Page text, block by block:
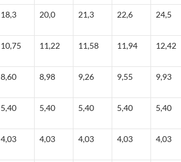
18,3 20,0 21,3 22,6 24,5
10,75 11,22 11,58 11,94 12,42
8,60 8,98 9,26 9,55 9,93
5,40 5,40 5,40 5,40 5,40
4,03 4,03 4,03 4,03 4,03